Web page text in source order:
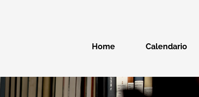
Home Calendario